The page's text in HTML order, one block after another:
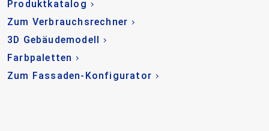
Produktkatalog
Zum Verbrauchsrechner
3D Gebäudemodell
Farbpaletten
Zum Fassaden-Konfigurator